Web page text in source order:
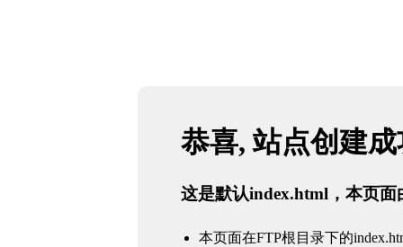
恭喜, 站点创建
这是默认index.html，本页面
本页面在FTP根目录下的